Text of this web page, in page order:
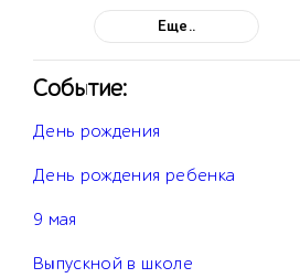
Еще..
Событие:
День рождения
День рождения ребенка
9 мая
Выпускной в школе